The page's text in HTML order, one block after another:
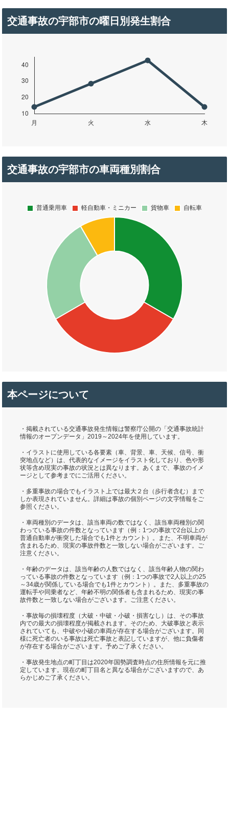
交通事故の宇部市の曜日別発生割合
交通事故の宇部市の車両種別割合
本ページについて
・掲載されている交通事故発生情報は警察庁公開の「交通事故統計
情報のオープンデータ」2019～2024年を使用しています。
・イラストに使用している各要素（車、背景、車、天候、信号、衝
突地点など）は、代表的なイメージをイラスト化しており、色や形
状等含め現実の事故の状況とは異なります。あくまで、事故のイメ
ージとして参考までにご活用ください。
・多重事故の場合でもイラスト上では最大２台（歩行者含む）まで
しか表現されていません。詳細は事故の個別ページの文字情報をご
参照ください。
・車両種別のデータは、該当車両の数ではなく、該当車両種別の関
わっている事故の件数となっています（例：1つの事故で2台以上の
普通自動車が衝突した場合でも1件とカウント）。また、不明車両が
含まれるため、現実の事故件数と一致しない場合がございます。ご
注意ください。
・年齢のデータは、該当年齢の人数ではなく、該当年齢人物の関わ
っている事故の件数となっています（例：1つの事故で2人以上の25
～34歳が関係している場合でも1件とカウント）。また、多重事故の
運転手や同乗者など、年齢不明の関係者も含まれるため、現実の事
故件数と一致しない場合がございます。ご注意ください。
・事故毎の損壊程度（大破・中破・小破・損害なし）は、その事故
内での最大の損壊程度が掲載されます。そのため、大破事故と表示
されていても、中破や小破の車両が存在する場合がございます。同
様に死亡者のいる事故は死亡事故と表記していますが、他に負傷者
が存在する場合がございます。予めご了承ください。
・事故発生地点の町丁目は2020年国勢調査時点の住所情報を元に推
定しています。現在の町丁目名と異なる場合がございますので、あ
らかじめご了承ください。